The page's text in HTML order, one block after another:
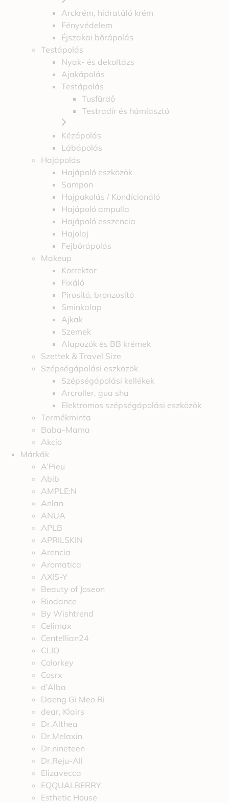
Arckrém, hidratáló krém
Fényvédelem
Éjszakai bőrápolás
Testápolás
Nyak- és dekoltázs
Ajakápolás
Testápolás
Tusfürdő
Testradír és hámlasztó
Kézápolás
Lábápolás
Hajápolás
Hajápoló eszközök
Sampon
Hajpakolás / Kondícionáló
Hajápoló ampulla
Hajápoló esszencia
Hajolaj
Fejbőrápolás
Makeup
Korrektor
Fixáló
Pirosító, bronzosító
Sminkalap
Ajkak
Szemek
Alapozók és BB krémek
Szettek & Travel Size
Szépségápolási eszközök
Szépségápolási kellékek
Arcroller, gua sha
Elektromos szépségápolási eszközök
Termékminta
Baba-Mama
Akció
Márkák
A’Pieu
Abib
AMPLE:N
Anlan
ANUA
APLB
APRILSKIN
Arencia
Aromatica
AXIS-Y
Beauty of Joseon
Biodance
By Wishtrend
Celimax
Centellian24
CLIO
Colorkey
Cosrx
d’Alba
Daeng Gi Meo Ri
dear, Klairs
Dr.Althea
Dr.Melaxin
Dr.nineteen
Dr.Reju-All
Elizavecca
EQQUALBERRY
Esthetic House